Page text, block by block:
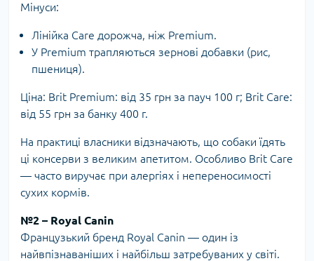
Мінуси:
Лінійка Care дорожча, ніж Premium.
У Premium трапляються зернові добавки (рис,
пшениця).
Ціна: Brit Premium: від 35 грн за пауч 100 г; Brit Care:
від 55 грн за банку 400 г.
На практиці власники відзначають, що собаки їдять
ці консерви з великим апетитом. Особливо Brit Care
— часто виручає при алергіях і непереносимості
сухих кормів.
№2 – Royal Canin
Французький бренд Royal Canin — один із
найвпізнаваніших і найбільш затребуваних у світі.